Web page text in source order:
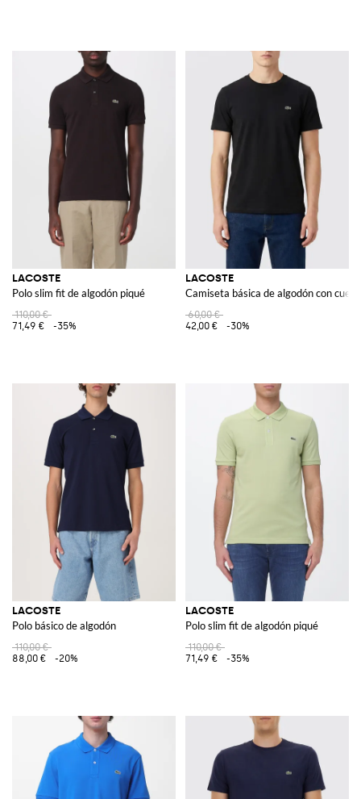
LACOSTE
Polo slim fit de algodón piqué
110,00 €
71,49 €
-35%
LACOSTE
Camiseta básica de algodón con
60,00 €
42,00 €
-30%
LACOSTE
Polo básico de algodón
110,00 €
88,00 €
-20%
LACOSTE
Polo slim fit de algodón piqué
110,00 €
71,49 €
-35%